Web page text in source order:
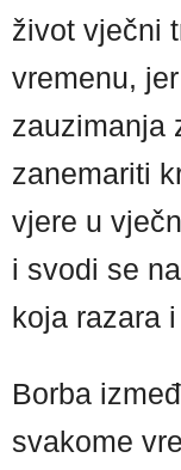
život vječni
vremenu,
zauzimanja
zanemariti
vjere u
i svodi se
koja razara
Borba
svakome